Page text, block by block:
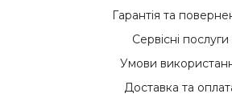
Гарантія та
Сервісні послуги
Умови
Доставка та